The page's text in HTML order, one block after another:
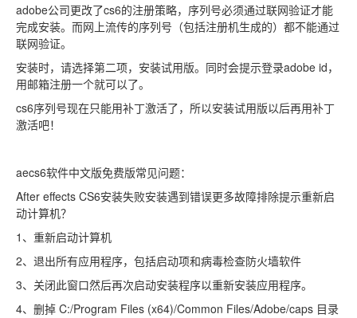
adobe公司更改了cs6的注册策略，序列号必须通过联网验证才能
完成安装。而网上流传的序列号（包括注册机生成的）都不能通过
联网验证。
安装时，请选择第二项，安装试用版。同时会提示登录adobe id，
用邮箱注册一个就可以了。
cs6序列号现在只能用补丁激活了，所以安装试用版以后再用补丁
激活吧！
aecs6软件中文版免费版常见问题：
After effects CS6安装失败安装遇到错误更多故障排除提示重新启
动计算机？
1、重新启动计算机
2、退出所有应用程序，包括启动项和病毒检查防火墙软件
3、关闭此窗口然后再次启动安装程序以重新安装应用程序。
4、删掉 C:/Program Files (x64)/Common Files/Adobe/caps 目录